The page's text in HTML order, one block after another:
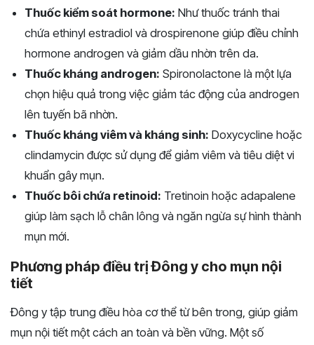
Thuốc kiểm soát hormone: Như thuốc tránh thai
chứa ethinyl estradiol và drospirenone giúp điều chỉnh
hormone androgen và giảm dầu nhờn trên da.
Thuốc kháng androgen: Spironolactone là một lựa
chọn hiệu quả trong việc giảm tác động của androgen
lên tuyến bã nhờn.
Thuốc kháng viêm và kháng sinh: Doxycycline hoặc
clindamycin được sử dụng để giảm viêm và tiêu diệt vi
khuẩn gây mụn.
Thuốc bôi chứa retinoid: Tretinoin hoặc adapalene
giúp làm sạch lỗ chân lông và ngăn ngừa sự hình thành
mụn mới.
Phương pháp điều trị Đông y cho mụn nội
tiết
Đông y tập trung điều hòa cơ thể từ bên trong, giúp giảm
mụn nội tiết một cách an toàn và bền vững. Một số